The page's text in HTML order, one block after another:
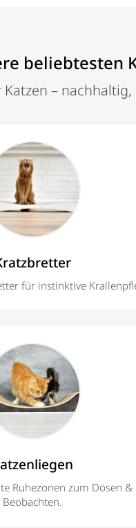
beliebtesten
–
für instinktive
Ruhezonen zum Dösen &
Beobachten.